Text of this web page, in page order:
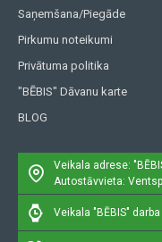
Saņemšana/Piegāde
Pirkumu noteikumi
Privātuma politika
"BĒBIS" Dāvanu karte
BLOG
Veikala adrese:
Autostāvvieta:
Veikala "BĒBIS"